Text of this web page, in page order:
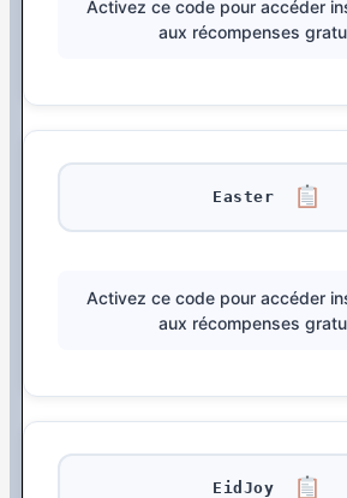
Activez ce code pour accéder
aux récompenses
Easter
Activez ce code pour accéder
aux récompenses
EidJoy